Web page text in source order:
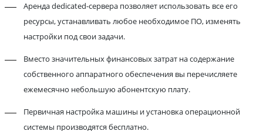
Аренда dedicated-сервера позволяет использовать все его
ресурсы, устанавливать любое необходимое ПО, изменять
настройки под свои задачи.
Вместо значительных финансовых затрат на содержание
собственного аппаратного обеспечения вы перечисляете
ежемесячно небольшую абонентскую плату.
Первичная настройка машины и установка операционной
системы производятся бесплатно.